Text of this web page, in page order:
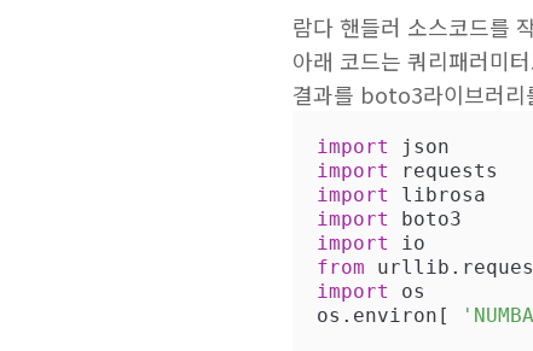
람다 핸들러 소스코드를
아래 코드는 쿼리패러미
결과를 boto3라이브러리
import
import
import
import
import
from
import
os
os.environ[